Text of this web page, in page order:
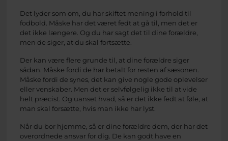
Det lyder som om, du har skiftet mening i forhold til
fodbold. Måske har det været fedt at gå til, men det er
det ikke længere. Og du har sagt det til dine forældre,
men de siger, at du skal fortsætte.
Der kan være flere grunde til, at dine forældre siger
sådan. Måske fordi de har betalt for resten af sæsonen.
Måske fordi de synes, det kan give nogle gode oplevelser
eller venskaber. Men det er selvfølgelig ikke til at vide
helt præcist. Og uanset hvad, så er det ikke fedt at føle, at
man skal forsætte, hvis man ikke har lyst.
Når du bor hjemme, så er dine forældre dem, der har det
overordnede ansvar for dig. De kan godt have en